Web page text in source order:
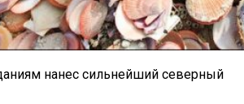
нанес сильнейший северный